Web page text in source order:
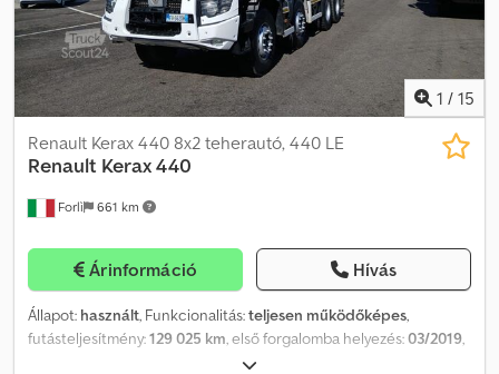
hirdetjük Tekintse meg teljes kínálatunkat és információinkat
130.000 m²-es területen, 20.000 m²-es teljesen felszerelt raktár-
és műhelylétesítményben fogadjuk Önöket. Tekintse meg
videónkat
1 / 15
Forlì 661 km
Renault Kerax 440 8x2 teherautó, 440 LE
Renault Kerax 440
Árinformáció Hívás
Állapot: használt, Funkcionalitás:teljesen működőképes,
futásteljesítmény:129 025 km, első forgalomba helyezés:03/2019,
, Gyártási év: